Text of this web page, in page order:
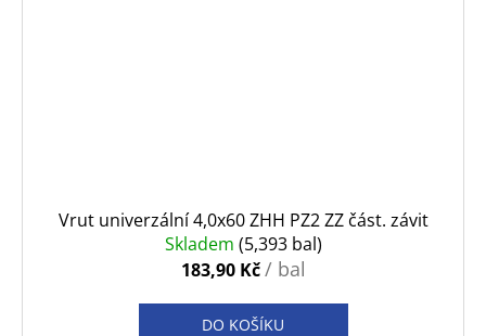
Vrut univerzální 4,0x60 ZHH PZ2 ZZ část. závit
Skladem (5,393 bal)
183,90 Kč/ bal
DO KOŠÍKU